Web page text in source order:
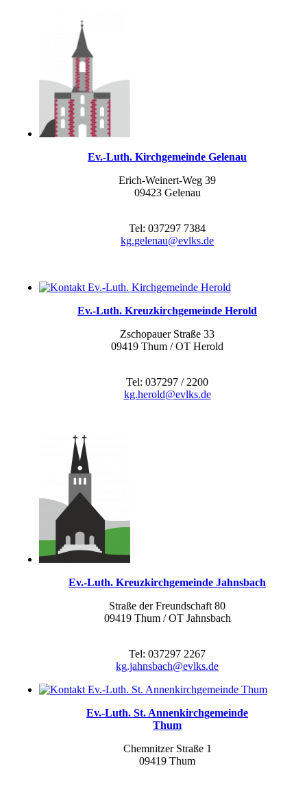
Ev.-Luth. Kirchgemeinde Gelenau
Erich-Weinert-Weg 39
09423 Gelenau
Tel: 037297 7384
kg.gelenau@evlks.de
Ev.-Luth. Kreuzkirchgemeinde Herold
Zschopauer Straße 33
09419 Thum / OT Herold
Tel: 037297 / 2200
kg.herold@evlks.de
Ev.-Luth. Kreuzkirchgemeinde Jahnsbach
Straße der Freundschaft 80
09419 Thum / OT Jahnsbach
Tel: 037297 2267
kg.jahnsbach@evlks.de
Ev.-Luth. St. Annenkirchgemeinde
Thum
Chemnitzer Straße 1
09419 Thum